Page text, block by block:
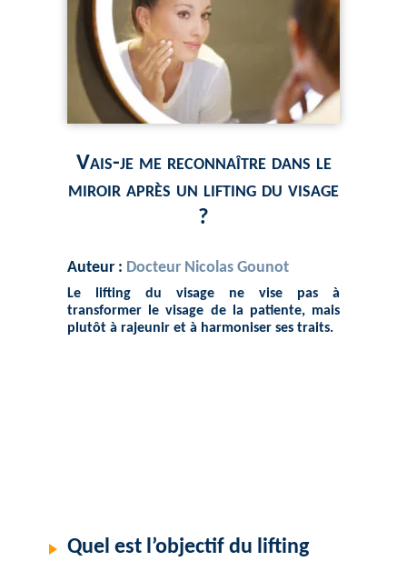
Vais-je me reconnaître dans le
miroir après un lifting du visage
?
Auteur : Docteur Nicolas Gounot
Le lifting du visage ne vise pas à
transformer le visage de la patiente, mais
plutôt à rajeunir et à harmoniser ses traits.
Quel est l’objectif du lifting